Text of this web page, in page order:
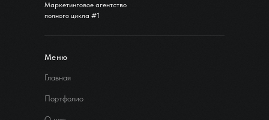
Главная
Меню
Портфолио
Маркетинговое агентство
полного цикла #1